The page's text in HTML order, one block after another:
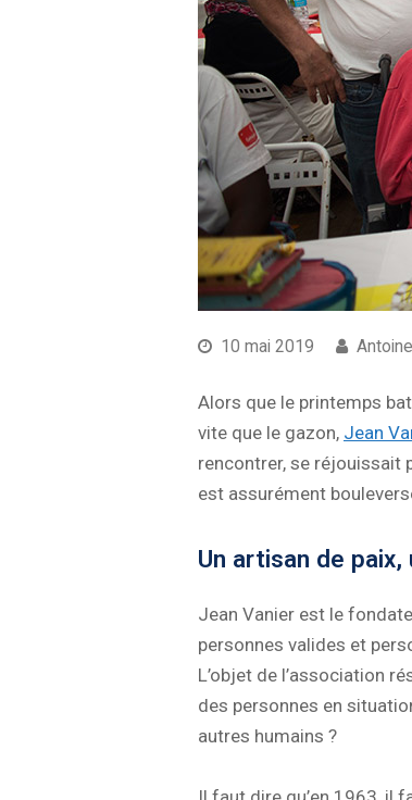
10 mai 2019
Alors que le printemps
vite que le gazon, Jean
rencontrer, se réjouissait
est assurément
Un artisan de paix,
Jean Vanier est le
personnes valides et
L’objet de l’association
des personnes en
autres humains ?